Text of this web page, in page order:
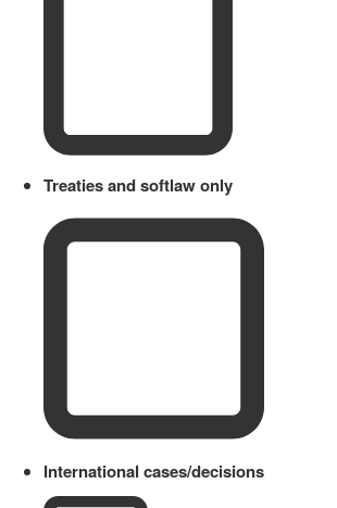
Treaties and softlaw only
International cases/decisions